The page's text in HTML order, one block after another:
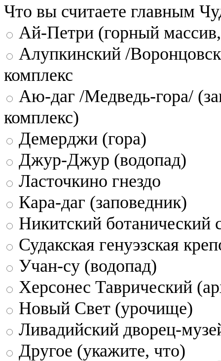
Что вы считаете главным
Ай-Петри (горный
Алупкинский /
комплекс
Аю-даг /Медведь-гора/
комплекс)
Демерджи (гора)
Джур-Джур (водопад)
Ласточкино гнездо
Кара-даг (заповедник)
Никитский ботанический
Судакская генуэзская
Учан-су (водопад)
Херсонес Таврический
Новый Свет (урочище)
Ливадийский дворец-
Другое (укажите, что)